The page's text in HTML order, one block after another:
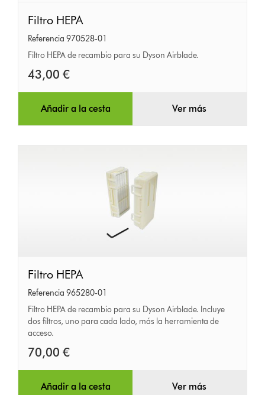
HEPA
Filtro HEPA
Referencia 970528-01
Filtro HEPA de recambio para su Dyson Airblade.
43,00 €
Añadir a la cesta Ver más
HEPA
Filtro HEPA
Referencia 965280-01
Filtro HEPA de recambio para su Dyson Airblade. Incluye
dos filtros, uno para cada lado, más la herramienta de
acceso.
70,00 €
Añadir a la cesta Ver más